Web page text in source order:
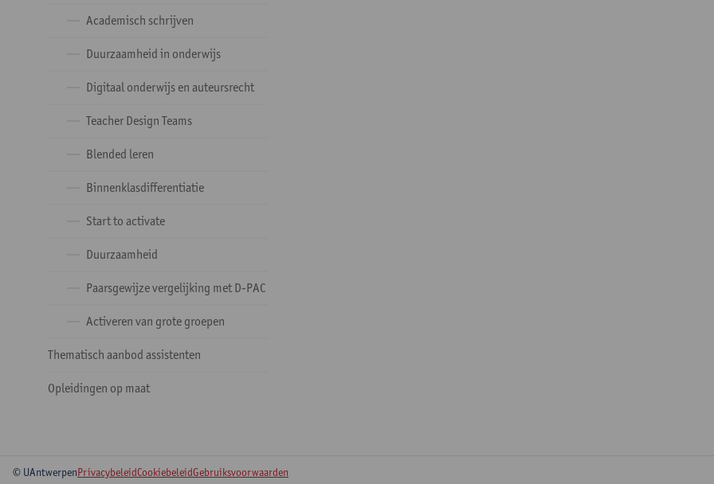
Academisch schrijven
Duurzaamheid in onderwijs
Digitaal onderwijs en auteursrecht
Teacher Design Teams
Blended leren
Binnenklasdifferentiatie
Start to activate
Duurzaamheid
Paarsgewijze vergelijking met D-PAC
Activeren van grote groepen
Thematisch aanbod assistenten
Opleidingen op maat
© UAntwerpenPrivacybeleidCookiebeleidGebruiksvoorwaarden